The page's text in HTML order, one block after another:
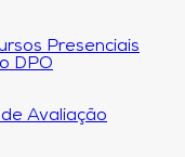
Presenciais
DPO
Avaliação